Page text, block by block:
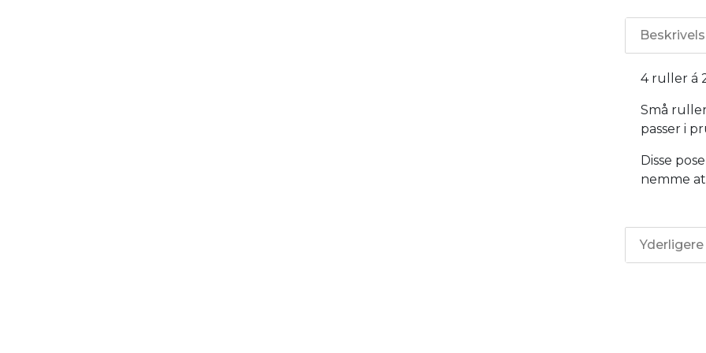
4 ruller á
Små
passer i
Disse
nemme